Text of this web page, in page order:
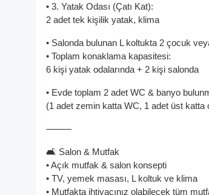
• 3. Yatak Odası (Çatı Kat):
2 adet tek kişilik yatak, klima
• Salonda bulunan L koltukta 2 çocuk
• Toplam konaklama kapasitesi:
6 kişi yatak odalarında + 2 kişi salonda
• Evde toplam 2 adet WC & banyo
(1 adet zemin katta WC, 1 adet üst katta
⸻
🛋️ Salon & Mutfak
• Açık mutfak & salon konsepti
• TV, yemek masası, L koltuk ve klima
• Mutfakta ihtiyacınız olabilecek tüm